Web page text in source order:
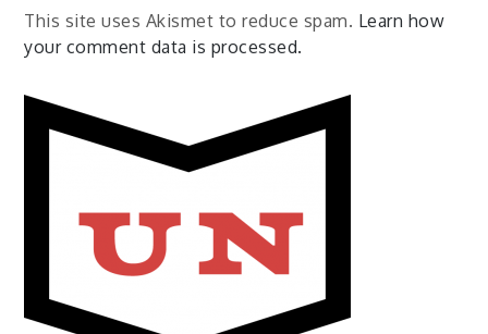
This site uses Akismet to reduce spam. Learn how
your comment data is processed.